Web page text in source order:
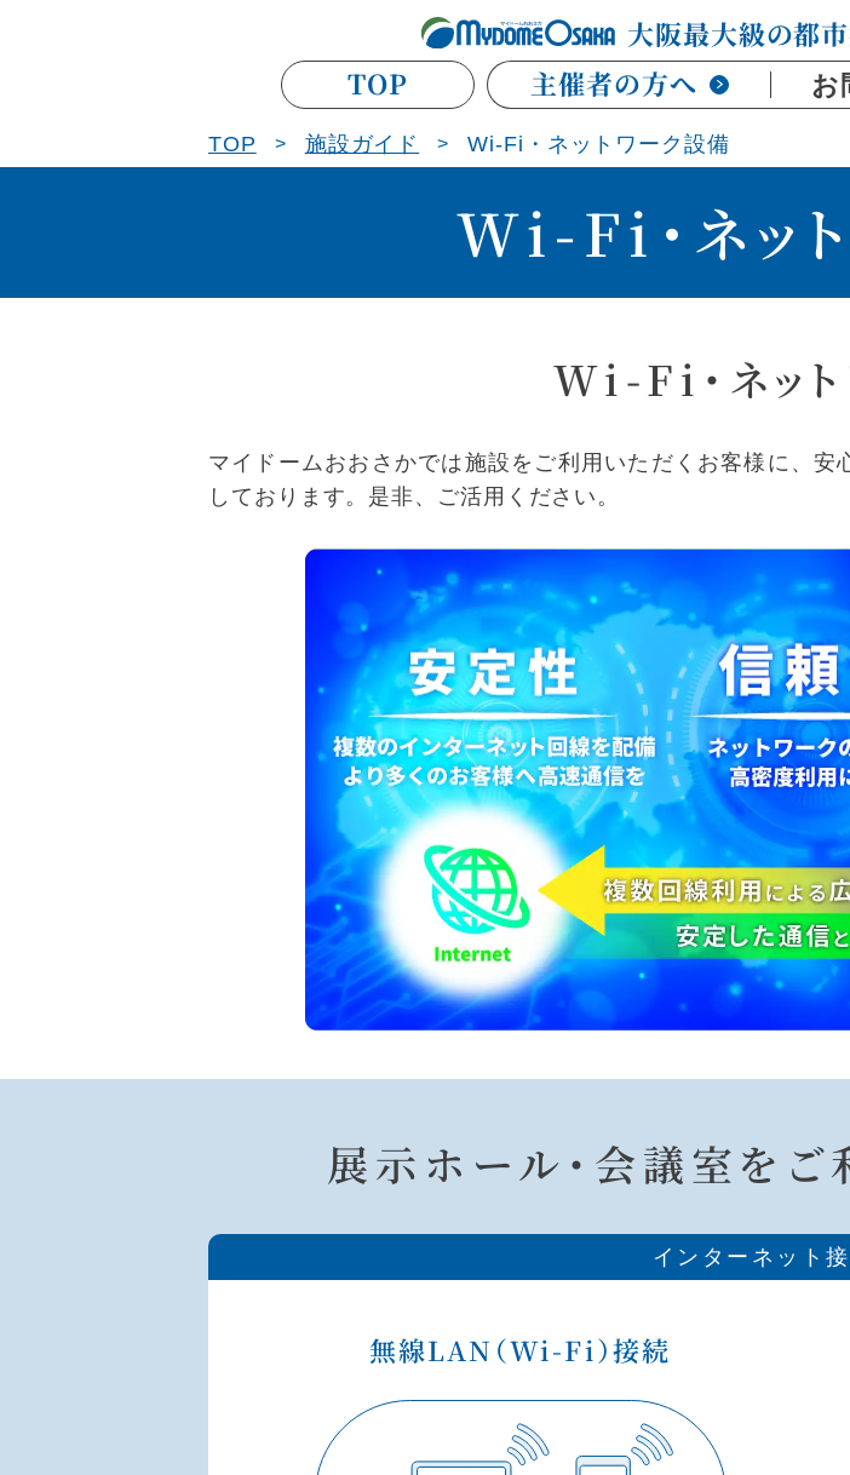
大阪最大級の都市
TOP
主催者の方へ お
TOP 施設ガイド Wi-Fi・ネットワーク設備
Wi-Fi・ネッ
Wi-Fi・ネッ
マイドームおおさかでは施設をご利用いただくお客様に、
しております。是非、ご活用ください。
展示ホール・会議室を ご
インターネット
無線LAN（Wi-Fi）接続